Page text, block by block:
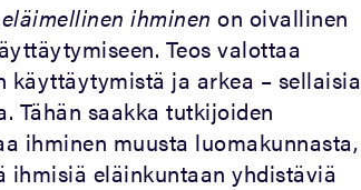
ihminen on oivallinen
Teos valottaa
käyttäytymistä ja arkea – sellaisia
Tähän saakka tutkijoiden
ihminen muusta luomakunnasta,
eläinkuntaan yhdistäviä